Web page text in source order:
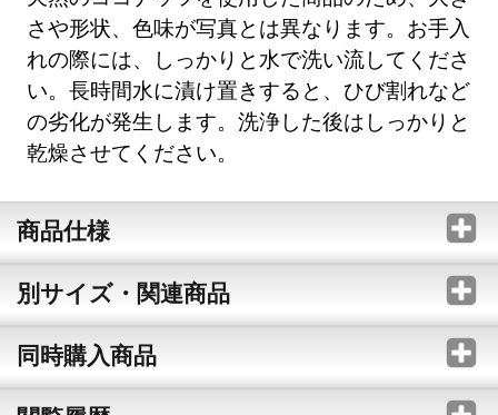
さや形状、色味が写真とは異なります。お手入
れの際には、しっかりと水で洗い流してくださ
い。長時間水に漬け置きすると、ひび割れなど
の劣化が発生します。洗浄した後はしっかりと
乾燥させてください。
商品仕様
別サイズ・関連商品
同時購入商品